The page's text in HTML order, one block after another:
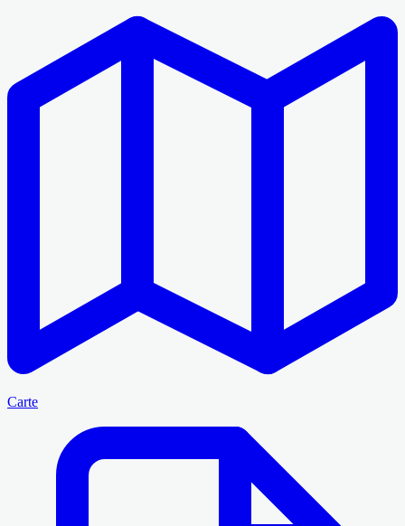
Carte